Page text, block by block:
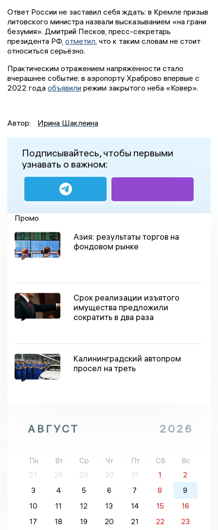
Ответ России не заставил себя ждать: в Кремле призыв
литовского министра назвали высказыванием «на грани
безумия». Дмитрий Песков, пресс-секретарь
президента РФ, отметил, что к таким словам не стоит
относиться серьёзно.
Практическим отражением напряжённости стало
вчерашнее событие: в аэропорту Храброво впервые с
2022 года объявили режим закрытого неба «Ковер».
Автор: Ирина Шаклеина
Подписывайтесь, чтобы первыми
узнавать о важном:
Промо
Азия: результаты торгов на
фондовом рынке
Срок реализации изъятого
имущества предложили
сократить в два раза
Калининградский автопром
просел на треть
АВГУСТ 2026
Пн Вт Ср Чт Пт Сб
Вс
27
28 29 30 31 1
2
3
4 5 6 7 8
9
10
11 12 13 14 15
16
17
18 19 20 21 22
23